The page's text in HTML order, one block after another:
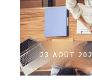
23 AOÛT